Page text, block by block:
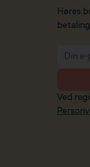
Høres
Ved